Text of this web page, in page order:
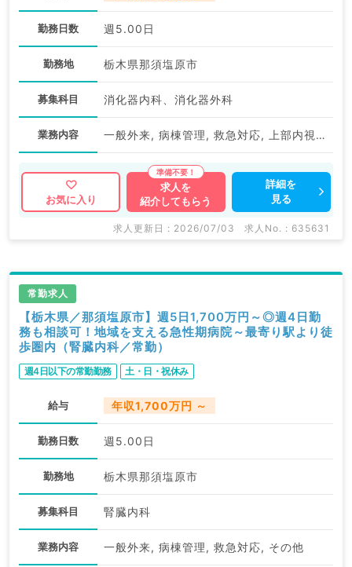
勤務日数 週5.00日
勤務地 栃木県那須塩原市
募集科目 消化器内科、消化器外科
業務内容 一般外来, 病棟管理, 救急対応, 上部内視鏡検査（ＧＦ）, 下部内視鏡検査（ＣＦ）
お気に入り
求人を
紹介してもらう
詳細を
見る
求人更新日 : 2026/07/03 求人No. : 635631
常勤求人
【栃木県／那須塩原市】週5日1,700万円～◎週4日勤
務も相談可！地域を支える急性期病院～最寄り駅より徒
歩圏内（腎臓内科／常勤）
週4日以下の常勤勤務 土・日・祝休み
給与 年収1,700万円 ～
勤務日数 週5.00日
勤務地 栃木県那須塩原市
募集科目 腎臓内科
業務内容 一般外来, 病棟管理, 救急対応, その他